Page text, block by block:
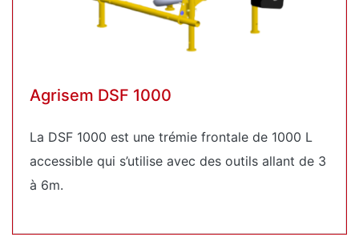
Agrisem DSF 1000
La DSF 1000 est une trémie frontale de 1000 L
accessible qui s’utilise avec des outils allant de 3
à 6m.